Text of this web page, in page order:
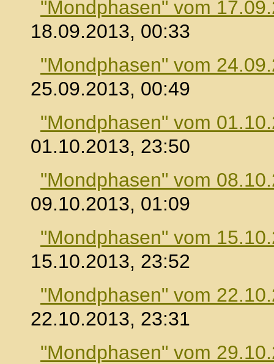
"Mondphasen" vom
18.09.2013, 00:33
"Mondphasen" vom
25.09.2013, 00:49
"Mondphasen" vom
01.10.2013, 23:50
"Mondphasen" vom
09.10.2013, 01:09
"Mondphasen" vom
15.10.2013, 23:52
"Mondphasen" vom
22.10.2013, 23:31
"Mondphasen" vom